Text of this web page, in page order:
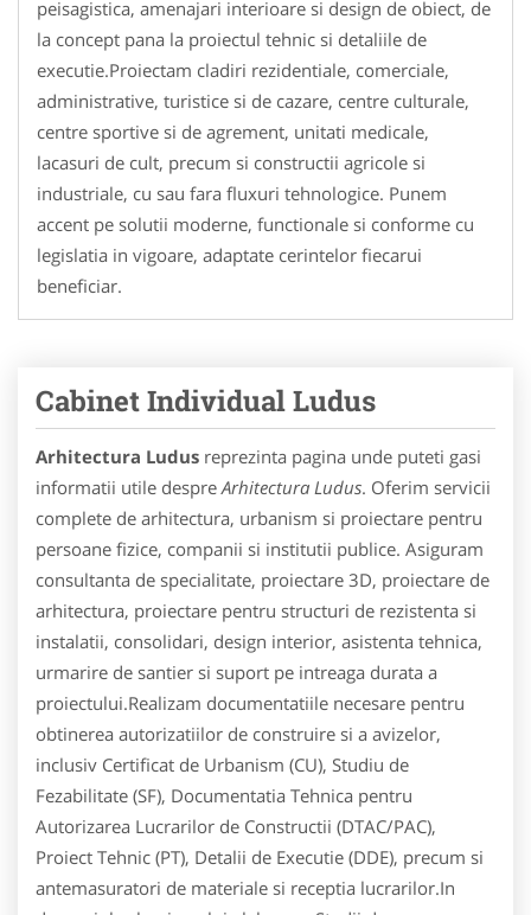
peisagistica, amenajari interioare si design de obiect, de
la concept pana la proiectul tehnic si detaliile de
executie.Proiectam cladiri rezidentiale, comerciale,
administrative, turistice si de cazare, centre culturale,
centre sportive si de agrement, unitati medicale,
lacasuri de cult, precum si constructii agricole si
industriale, cu sau fara fluxuri tehnologice. Punem
accent pe solutii moderne, functionale si conforme cu
legislatia in vigoare, adaptate cerintelor fiecarui
beneficiar.
Cabinet Individual Ludus
Arhitectura Ludus reprezinta pagina unde puteti gasi
informatii utile despre Arhitectura Ludus. Oferim servicii
complete de arhitectura, urbanism si proiectare pentru
persoane fizice, companii si institutii publice. Asiguram
consultanta de specialitate, proiectare 3D, proiectare de
arhitectura, proiectare pentru structuri de rezistenta si
instalatii, consolidari, design interior, asistenta tehnica,
urmarire de santier si suport pe intreaga durata a
proiectului.Realizam documentatiile necesare pentru
obtinerea autorizatiilor de construire si a avizelor,
inclusiv Certificat de Urbanism (CU), Studiu de
Fezabilitate (SF), Documentatia Tehnica pentru
Autorizarea Lucrarilor de Constructii (DTAC/PAC),
Proiect Tehnic (PT), Detalii de Executie (DDE), precum si
antemasuratori de materiale si receptia lucrarilor.In